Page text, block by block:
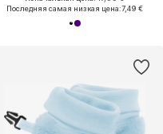
Последняя самая низкая цена:7,49 €